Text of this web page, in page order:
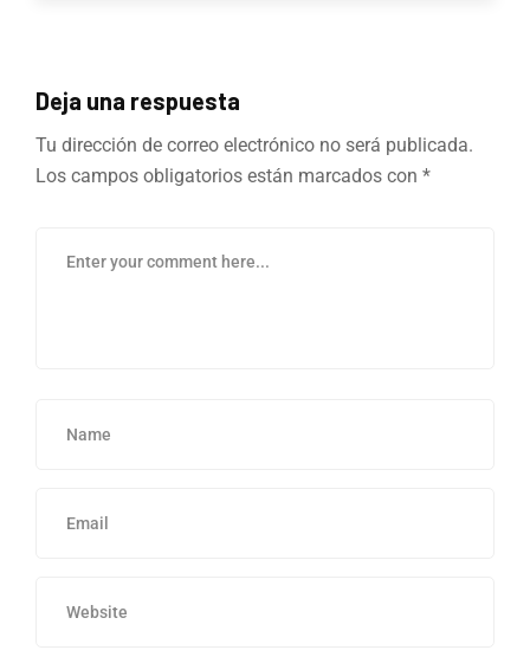
Deja una respuesta
Tu dirección de correo electrónico no será publicada.
Los campos obligatorios están marcados con *